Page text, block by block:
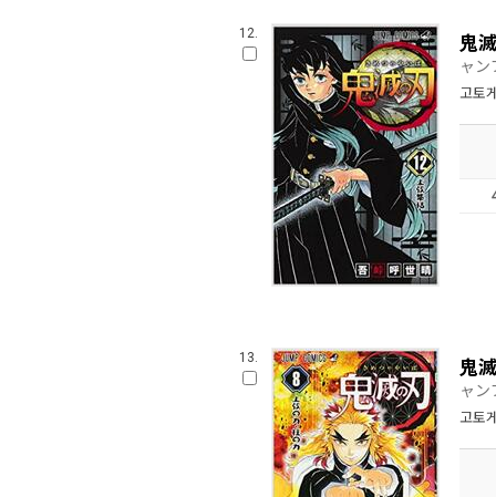
12. 鬼
ャン
고토
13. 鬼
ャン
고토